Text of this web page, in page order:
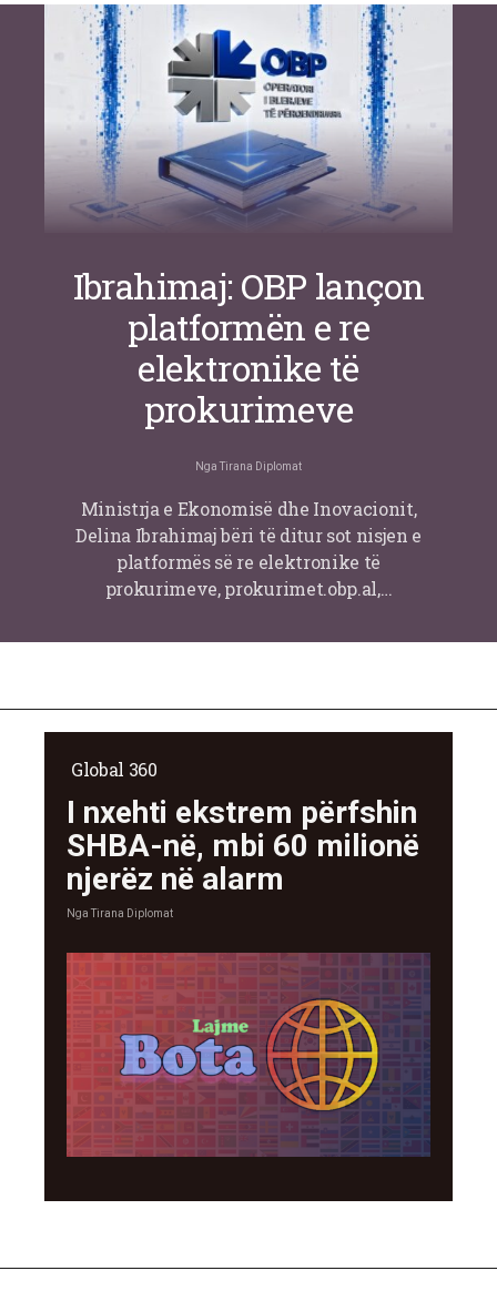
inteligjente izraelite
Or Shalom
Ibrahimaj: OBP lançon
platformën e re
elektronike të
prokurimeve
Nga Tirana Diplomat
Ministrja e Ekonomisë dhe Inovacionit,
Delina Ibrahimaj bëri të ditur sot nisjen e
platformës së re elektronike të
prokurimeve, prokurimet.obp.al,…
Global 360
I nxehti ekstrem përfshin
SHBA-në, mbi 60 milionë
njerëz në alarm
Nga Tirana Diplomat